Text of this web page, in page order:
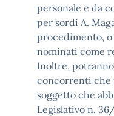
personale e da
per sordi A.
procedimento, o
nominati come
Inoltre,
concorrenti che
soggetto che
Legislativo n.